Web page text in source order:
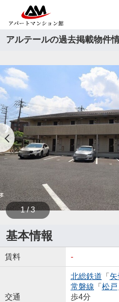
アルテールの過去掲載物件
1 / 3
基本情報
賃料 -
交通
北総鉄道 「 矢
常磐線 「 松戸
歩4分